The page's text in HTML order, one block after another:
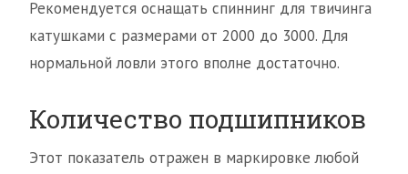
Рекомендуется оснащать спиннинг для твичинга
катушками с размерами от 2000 до 3000. Для
нормальной ловли этого вполне достаточно.
Количество подшипников
Этот показатель отражен в маркировке любой